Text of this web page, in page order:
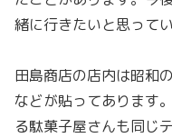
緒に行きたいと思ってい
田島商店の店内は昭和
などが貼ってあります
る駄菓子屋さんも同じ